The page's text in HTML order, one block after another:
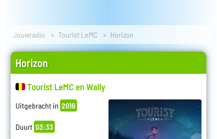
Jouwradio Tourist LeMC Horizon
Horizon
Tourist LeMC en Wally
Uitgebracht in 2016
Duurt 03:33